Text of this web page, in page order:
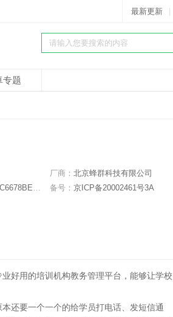
最新更新
专题
厂商： 北京蜂群科技有限公司
备号： 京ICP备20002461号3A
好用的培训机构教务管理平台，能够让学校
还要一个一个的给学员打电话、发短信通